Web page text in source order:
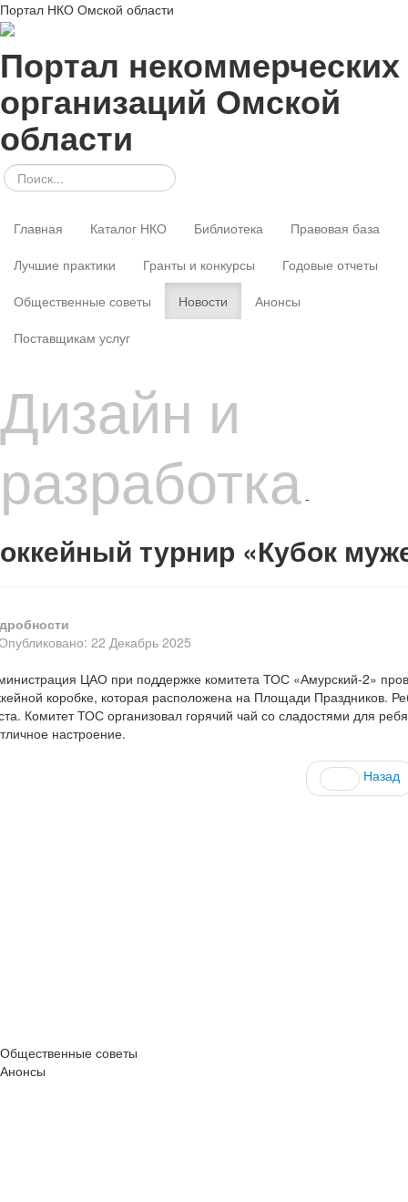
Портал НКО Омской области
Портал некоммерческих
организаций Омской
области
Главная Каталог НКО Библиотека
Правовая база
Лучшие практики
Гранты и конкурсы
Годовые отчеты
Общественные советы
Новости
Анонсы
Поставщикам услуг
Дизайн и
разработка -
турнир «Кубок
22 Декабрь 2025
ЦАО при поддержке комитета ТОС «Амурский-2»
коробке, которая расположена на Площади Праздников.
Комитет ТОС организовал горячий чай со сладостями для
настроение.
Назад
Общественные советы
Анонсы